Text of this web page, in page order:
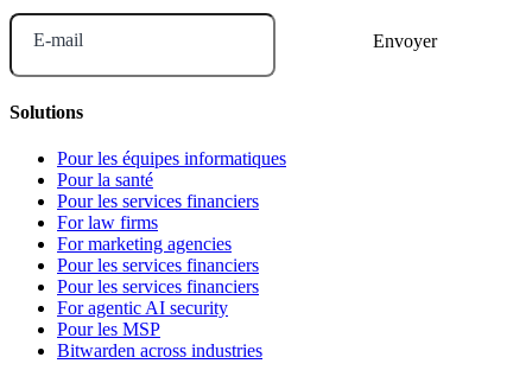
E-mail
Solutions
Pour les équipes informatiques
Pour la santé
Pour les services financiers
For law firms
For marketing agencies
Pour les services financiers
Pour les services financiers
For agentic AI security
Pour les MSP
Bitwarden across industries